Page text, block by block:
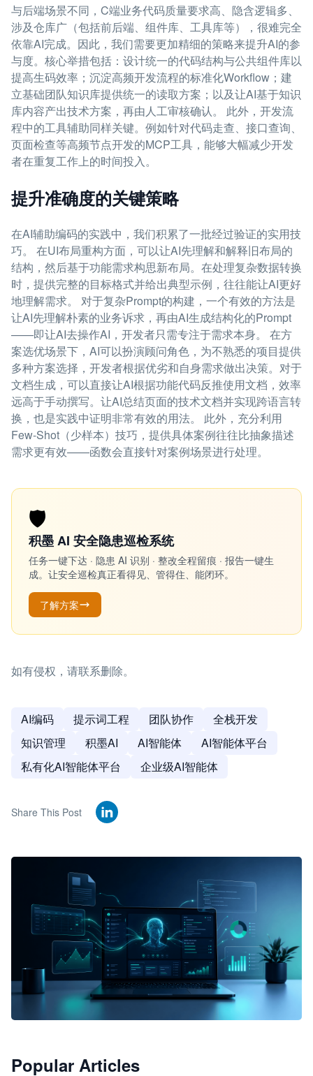
与后端场景不同，C端业务代码质量要求高、隐含逻辑多、
涉及仓库广（包括前后端、组件库、工具库等），很难完全
依靠AI完成。因此，我们需要更加精细的策略来提升AI的参
与度。核心举措包括：设计统一的代码结构与公共组件库以
提高生码效率；沉淀高频开发流程的标准化Workflow；建
立基础团队知识库提供统一的读取方案；以及让AI基于知识
库内容产出技术方案，再由人工审核确认。 此外，开发流
程中的工具辅助同样关键。例如针对代码走查、接口查询、
页面检查等高频节点开发的MCP工具，能够大幅减少开发
者在重复工作上的时间投入。
提升准确度的关键策略
在AI辅助编码的实践中，我们积累了一批经过验证的实用技
巧。 在UI布局重构方面，可以让AI先理解和解释旧布局的
结构，然后基于功能需求构思新布局。在处理复杂数据转换
时，提供完整的目标格式并给出典型示例，往往能让AI更好
地理解需求。 对于复杂Prompt的构建，一个有效的方法是
让AI先理解朴素的业务诉求，再由AI生成结构化的Prompt
——即让AI去操作AI，开发者只需专注于需求本身。 在方
案选优场景下，AI可以扮演顾问角色，为不熟悉的项目提供
多种方案选择，开发者根据优劣和自身需求做出决策。对于
文档生成，可以直接让AI根据功能代码反推使用文档，效率
远高于手动撰写。让AI总结页面的技术文档并实现跨语言转
换，也是实践中证明非常有效的用法。 此外，充分利用
Few-Shot（少样本）技巧，提供具体案例往往比抽象描述
需求更有效——函数会直接针对案例场景进行处理。
🛡️
积墨 AI 安全隐患巡检系统
任务一键下达 · 隐患 AI 识别 · 整改全程留痕 · 报告一键生
成。让安全巡检真正看得见、管得住、能闭环。
了解方案
如有侵权，请联系删除。
AI编码 提示词工程 团队协作
全栈开发
知识管理
积墨AI AI智能体
AI智能体平台
私有化AI智能体平台
企业级AI智能体
Share This Post
JimoClaw 桌面 AI Agent 工作台
Popular Articles